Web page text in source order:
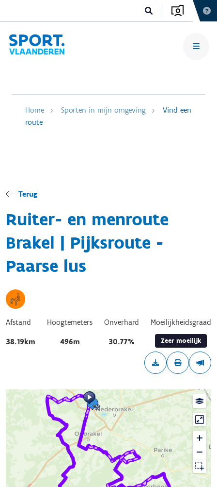
Home Sporten in mijn omgeving
Vind een
route
Terug
Ruiter- en menroute
Brakel | Pijksroute -
Paarse lus
Afstand
38.19km
Hoogtemeters
496m
Onverhard
30.77%
Moeilijkheidsgraad
Zeer moeilijk